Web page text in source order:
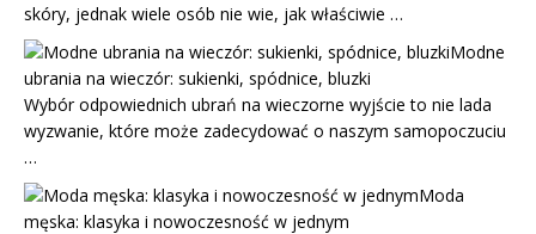
skóry, jednak wiele osób nie wie, jak właściwie …
Modne
ubrania na wieczór: sukienki, spódnice, bluzki
Wybór odpowiednich ubrań na wieczorne wyjście to nie lada
wyzwanie, które może zadecydować o naszym samopoczuciu
…
Moda
męska: klasyka i nowoczesność w jednym